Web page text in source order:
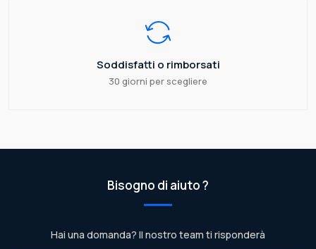
Soddisfatti o rimborsati
30 giorni per scegliere
Bisogno di aiuto ?
Hai una domanda? Il nostro team ti risponderà